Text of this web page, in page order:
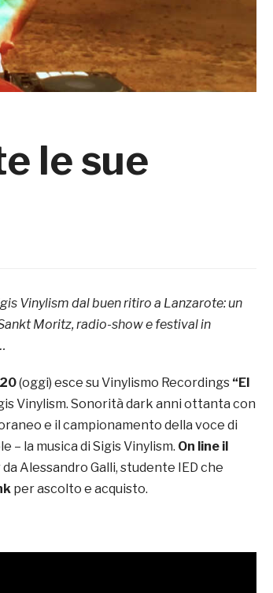
le sue
Vinylism dal buen ritiro a Lanzarote: un
Moritz, radio-show e festival in
(oggi) esce su Vinylismo Recordings “El
Vinylism. Sonorità dark anni ottanta con
e il campionamento della voce di
– la musica di Sigis Vinylism. On line il
Alessandro Galli, studente IED che
per ascolto e acquisto.